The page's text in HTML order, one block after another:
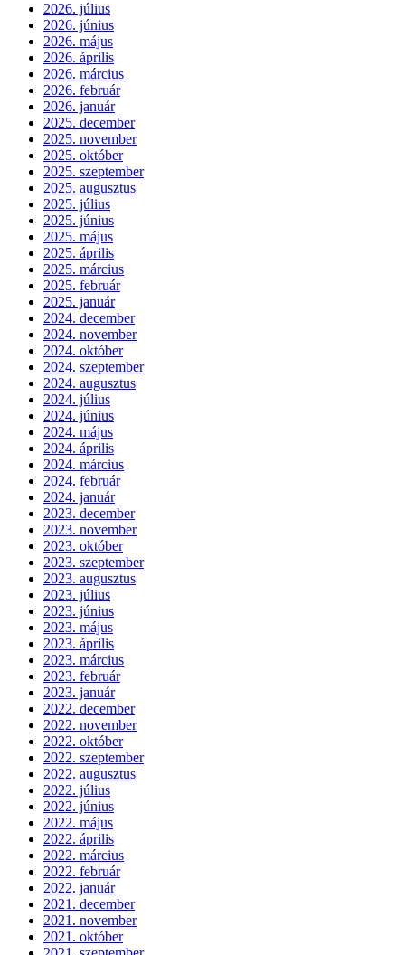
2026. július
2026. június
2026. május
2026. április
2026. március
2026. február
2026. január
2025. december
2025. november
2025. október
2025. szeptember
2025. augusztus
2025. július
2025. június
2025. május
2025. április
2025. március
2025. február
2025. január
2024. december
2024. november
2024. október
2024. szeptember
2024. augusztus
2024. július
2024. június
2024. május
2024. április
2024. március
2024. február
2024. január
2023. december
2023. november
2023. október
2023. szeptember
2023. augusztus
2023. július
2023. június
2023. május
2023. április
2023. március
2023. február
2023. január
2022. december
2022. november
2022. október
2022. szeptember
2022. augusztus
2022. július
2022. június
2022. május
2022. április
2022. március
2022. február
2022. január
2021. december
2021. november
2021. október